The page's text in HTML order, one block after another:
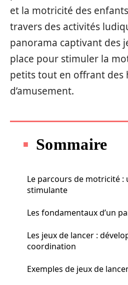
et la motricité des
travers des activités
panorama captivant des
place pour stimuler la
petits tout en offrant des
d’amusement.
Sommaire
Le parcours de motricité :
stimulante
Les fondamentaux d’un
Les jeux de lancer :
coordination
Exemples de jeux de